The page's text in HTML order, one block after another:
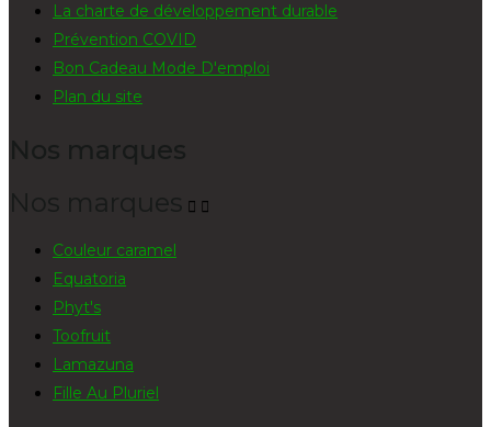
La charte de développement durable
Prévention COVID
Bon Cadeau Mode D'emploi
Plan du site
Nos marques
Nos marques  
Couleur caramel
Equatoria
Phyt's
Toofruit
Lamazuna
Fille Au Pluriel